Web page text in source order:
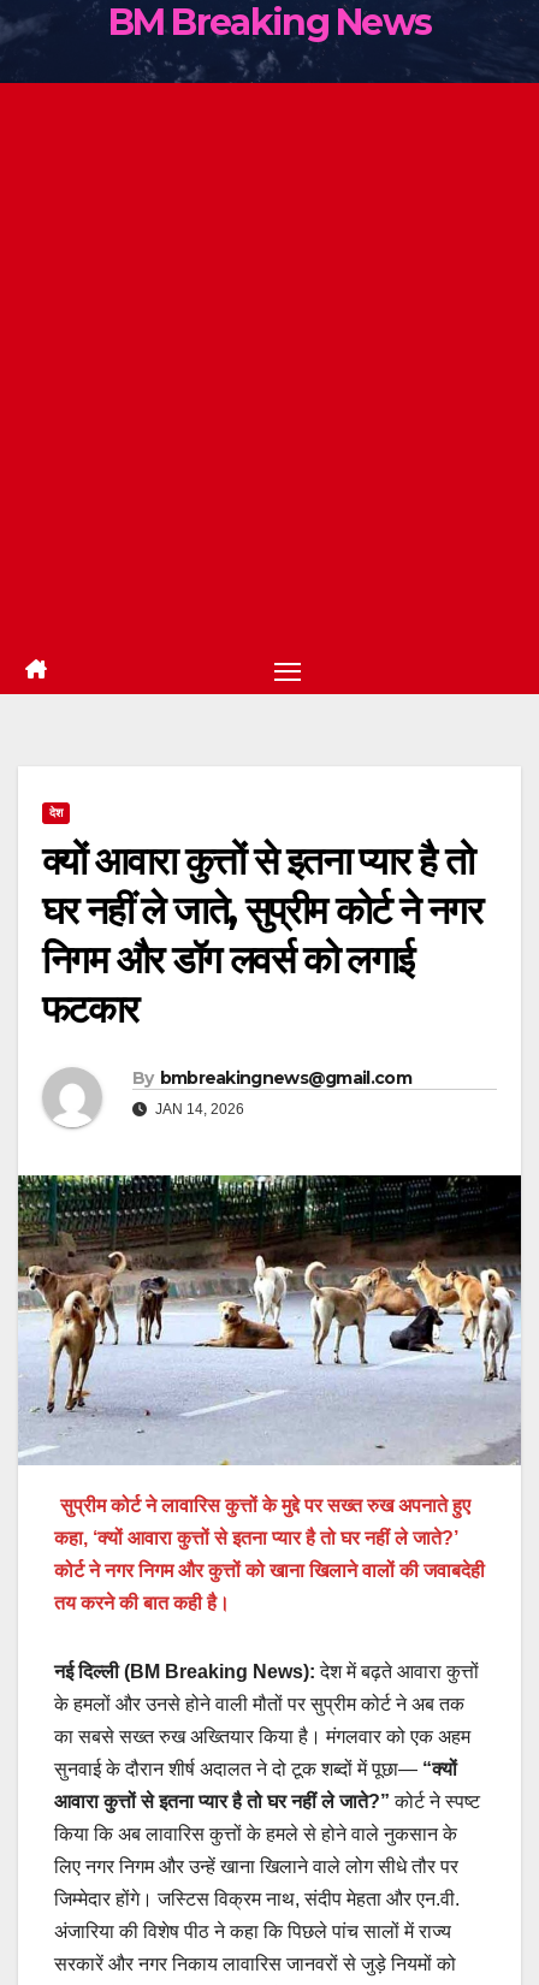
BM Breaking News
देश
क्यों आवारा कुत्तों से इतना प्यार है तो
घर नहीं ले जाते, सुप्रीम कोर्ट ने नगर
निगम और डॉग लवर्स को लगाई
फटकार
By bmbreakingnews@gmail.com
JAN 14, 2026
सुप्रीम कोर्ट ने लावारिस कुत्तों के मुद्दे पर सख्त रुख अपनाते हुए
कहा, ‘क्यों आवारा कुत्तों से इतना प्यार है तो घर नहीं ले जाते?’
कोर्ट ने नगर निगम और कुत्तों को खाना खिलाने वालों की जवाबदेही
तय करने की बात कही है।
नई दिल्ली (BM Breaking News): देश में बढ़ते आवारा कुत्तों
के हमलों और उनसे होने वाली मौतों पर सुप्रीम कोर्ट ने अब तक
का सबसे सख्त रुख अख्तियार किया है। मंगलवार को एक अहम
सुनवाई के दौरान शीर्ष अदालत ने दो टूक शब्दों में पूछा— “क्यों
आवारा कुत्तों से इतना प्यार है तो घर नहीं ले जाते?” कोर्ट ने स्पष्ट
किया कि अब लावारिस कुत्तों के हमले से होने वाले नुकसान के
लिए नगर निगम और उन्हें खाना खिलाने वाले लोग सीधे तौर पर
जिम्मेदार होंगे। जस्टिस विक्रम नाथ, संदीप मेहता और एन.वी.
अंजारिया की विशेष पीठ ने कहा कि पिछले पांच सालों में राज्य
सरकारें और नगर निकाय लावारिस जानवरों से जुड़े नियमों को